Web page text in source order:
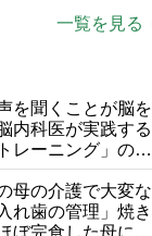
一覧を見る
を聞くことが脳を
内科医が実践する
レーニング」の極
母の介護で大変な
れ歯の管理」焼き
ぼ完食した母に息